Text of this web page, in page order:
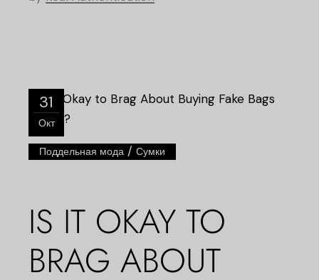
31
Окт
Поддельная мода /Сумки
IS IT OKAY TO
BRAG ABOUT